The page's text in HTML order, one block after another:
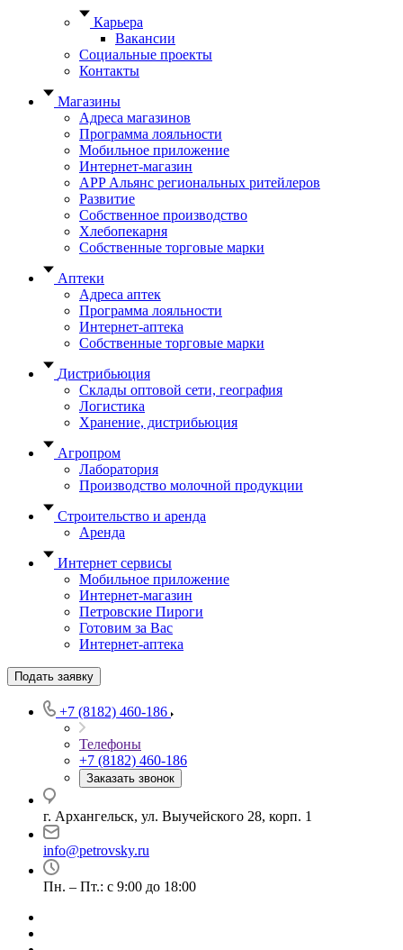
Карьера
Вакансии
Социальные проекты
Контакты
Магазины
Адреса магазинов
Программа лояльности
Мобильное приложение
Интернет-магазин
APP Альянс региональных ритейлеров
Развитие
Собственное производство
Хлебопекарня
Собственные торговые марки
Аптеки
Адреса аптек
Программа лояльности
Интернет-аптека
Собственные торговые марки
Дистрибьюция
Склады оптовой сети, география
Логистика
Хранение, дистрибьюция
Агропром
Лаборатория
Производство молочной продукции
Строительство и аренда
Аренда
Интернет сервисы
Мобильное приложение
Интернет-магазин
Петровские Пироги
Готовим за Вас
Интернет-аптека
Подать заявку
+7 (8182) 460-186
Телефоны
+7 (8182) 460-186
Заказать звонок
г. Архангельск, ул. Выучейского 28, корп. 1
info@petrovsky.ru
Пн. – Пт.: с 9:00 до 18:00